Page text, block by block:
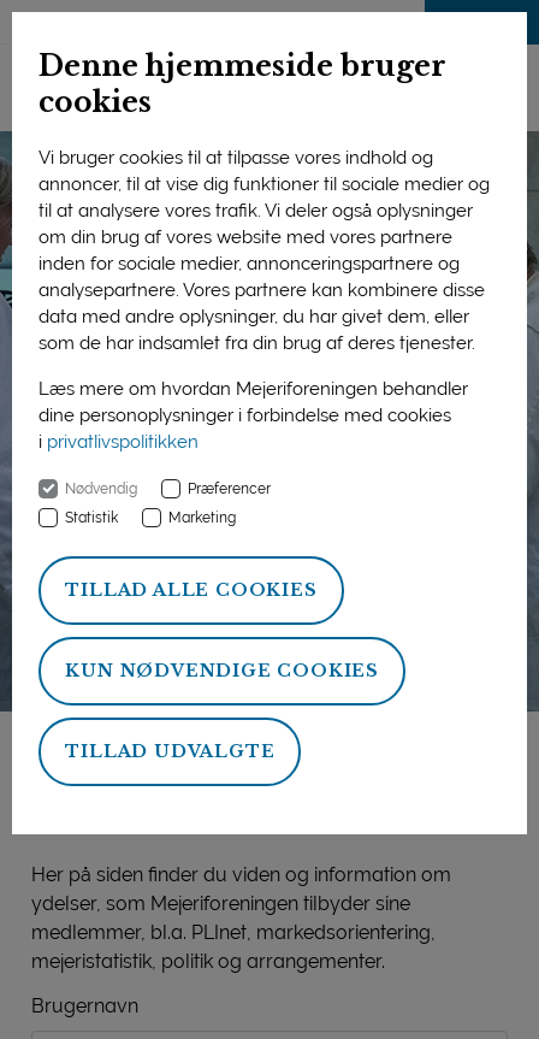
Denne hjemmeside bruger
cookies
Vi bruger cookies til at tilpasse vores indhold og
annoncer, til at vise dig funktioner til sociale medier og
til at analysere vores trafik. Vi deler også oplysninger
om din brug af vores website med vores partnere
inden for sociale medier, annonceringspartnere og
analysepartnere. Vores partnere kan kombinere disse
data med andre oplysninger, du har givet dem, eller
som de har indsamlet fra din brug af deres tjenester.
Læs mere om hvordan Mejeriforeningen behandler
dine personoplysninger i forbindelse med cookies
i privatlivspolitikken
Nødvendig
Præferencer
Statistik
Marketing
TILLAD ALLE COOKIES
KUN NØDVENDIGE COOKIES
TILLAD UDVALGTE
Mejeriforeningens
Her på siden finder du viden og information om
ydelser, som Mejeriforeningen tilbyder sine
medlemmer, bl.a. PLInet, markedsorientering,
mejeristatistik, politik og arrangementer.
Brugernavn